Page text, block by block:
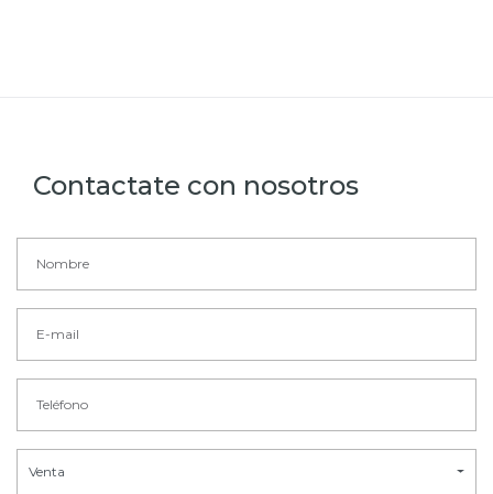
Contactate con nosotros
Venta